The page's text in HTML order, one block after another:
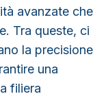
avanzate che
. Tra queste, ci
la precisione
una
filiera